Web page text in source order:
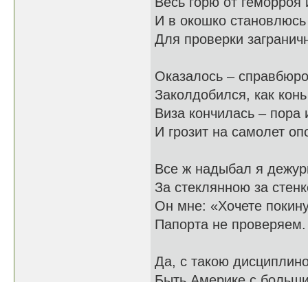
И в окошко становлюсь
Для проверки
Оказалось –
Заколдобился, как
Виза кончилась – пора
И грозит на самолет
Все ж надыбал я
За стеклянною за
Он мне: «Хочете
Папорта не
Да, с такою